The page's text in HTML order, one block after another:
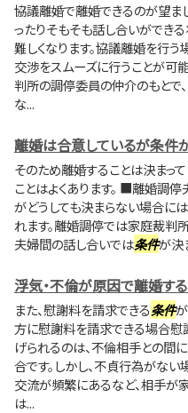
協議離婚で離婚できるのが望ま
ったりそもそも話し合いができ
難しくなります。協議離婚を行
交渉をスムーズに行うことが
判所の調停委員の仲介のもとで
な...
離婚は合意しているが条件
そのため離婚することは決まっ
ことはよくあります。 ■離婚調
がどうしても決まらない場合に
れます。離婚調停では家庭裁判
夫婦間の話し合いでは条件が決
浮気・不倫が原因で離婚す
また、慰謝料を請求できる条件
方に慰謝料を請求できる場合慰
げられるのは、不倫相手との
合です。しかし、不貞行為がな
交流が頻繁にあるなど、相手が
は...